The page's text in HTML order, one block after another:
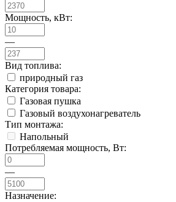
Мощность, кВт:
—
Вид топлива:
природный газ
Категория товара:
Газовая пушка
Газовый воздухонагреватель
Тип монтажа:
Напольный
Потребляемая мощность, Вт:
—
Назначение: